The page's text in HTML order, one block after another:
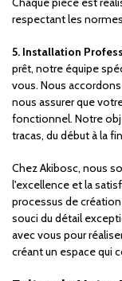
respectant les
5. Installation
prêt, notre équipe
vous. Nous
nous assurer que
fonctionnel. Notre
tracas, du début à la
Chez Akibosc, nous
l'excellence et la
processus de
souci du détail
avec vous pour
créant un espace qui